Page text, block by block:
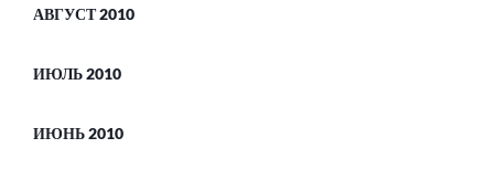
АВГУСТ 2010
ИЮЛЬ 2010
ИЮНЬ 2010